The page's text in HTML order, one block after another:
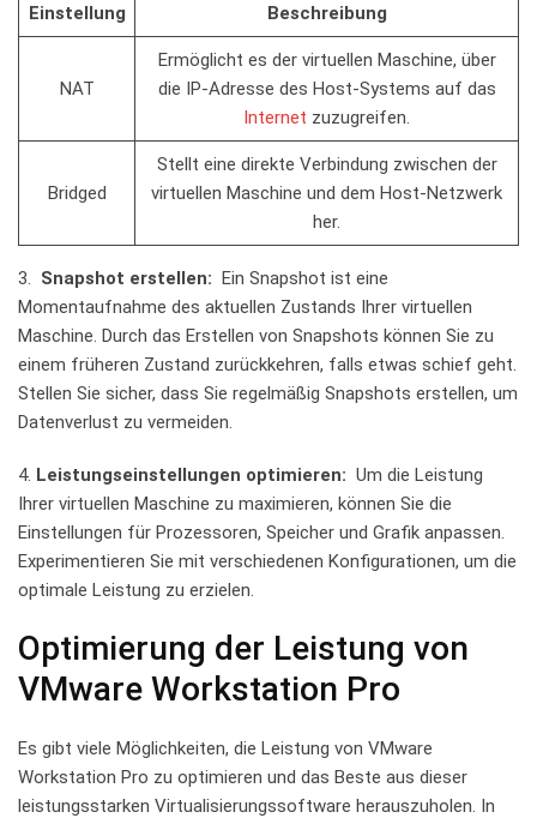
Einstellung Beschreibung
NAT
Ermöglicht es der ‌virtuellen Maschine, über
die IP-Adresse des​ Host-Systems⁢ auf das
Internet zuzugreifen.
Bridged
Stellt⁢ eine ‍direkte Verbindung zwischen der​
virtuellen Maschine⁣ und dem ⁣Host-Netzwerk
her.
3. ⁢ Snapshot erstellen: ‌ Ein ⁤Snapshot ist eine
Momentaufnahme des aktuellen ‍Zustands​ Ihrer virtuellen
Maschine. Durch das​ Erstellen‌ von ⁤Snapshots⁢ können Sie zu
einem früheren Zustand zurückkehren, falls‍ etwas schief geht.‌
Stellen Sie sicher,⁢ dass Sie regelmäßig Snapshots erstellen, um
Datenverlust zu vermeiden.
4.​ Leistungseinstellungen optimieren: ‌ Um die Leistung
Ihrer virtuellen ⁤Maschine zu‌ maximieren, können Sie⁢ die
Einstellungen​ für Prozessoren, ​Speicher und Grafik anpassen.
Experimentieren Sie mit verschiedenen Konfigurationen, um die
optimale ‌Leistung zu ⁢erzielen.
Optimierung der Leistung‍ von
VMware Workstation Pro
Es gibt viele Möglichkeiten, ⁢die Leistung von VMware
⁣Workstation ​Pro zu optimieren und das Beste​ aus ​dieser
leistungsstarken Virtualisierungssoftware herauszuholen. In